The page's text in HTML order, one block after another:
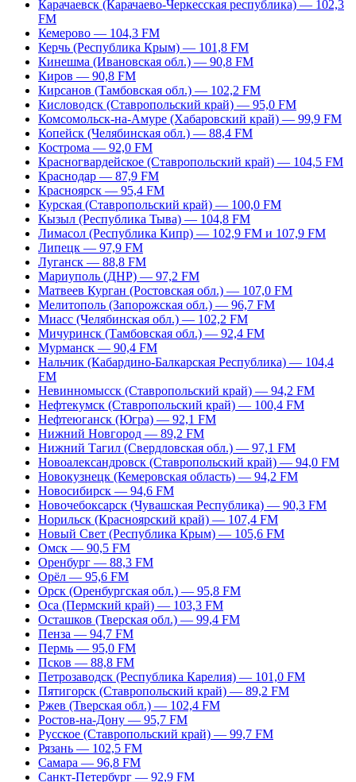
Карачаевск (Карачаево-Черкесская республика) — 102,3
FM
Кемерово — 104,3 FM
Керчь (Республика Крым) — 101,8 FM
Кинешма (Ивановская обл.) — 90,8 FM
Киров — 90,8 FM
Кирсанов (Тамбовская обл.) — 102,2 FM
Кисловодск (Ставропольский край) — 95,0 FM
Комсомольск-на-Амуре (Хабаровский край) — 99,9 FM
Копейск (Челябинская обл.) — 88,4 FM
Кострома — 92,0 FM
Красногвардейское (Ставропольский край) — 104,5 FM
Краснодар — 87,9 FM
Красноярск — 95,4 FM
Курская (Ставропольский край) — 100,0 FM
Кызыл (Республика Тыва) — 104,8 FM
Лимасол (Республика Кипр) — 102,9 FM и 107,9 FM
Липецк — 97,9 FM
Луганск — 88,8 FM
Мариуполь (ДНР) — 97,2 FM
Матвеев Курган (Ростовская обл.) — 107,0 FM
Мелитополь (Запорожская обл.) — 96,7 FM
Миасс (Челябинская обл.) — 102,2 FM
Мичуринск (Тамбовская обл.) — 92,4 FM
Мурманск — 90,4 FM
Нальчик (Кабардино-Балкарская Республика) — 104,4
FM
Невинномысск (Ставропольский край) — 94,2 FM
Нефтекумск (Ставропольский край) — 100,4 FM
Нефтеюганск (Югра) — 92,1 FM
Нижний Новгород — 89,2 FM
Нижний Тагил (Свердловская обл.) — 97,1 FM
Новоалександровск (Ставропольский край) — 94,0 FM
Новокузнецк (Кемеровская область) — 94,2 FM
Новосибирск — 94,6 FM
Новочебоксарск (Чувашская Республика) — 90,3 FM
Норильск (Красноярский край) — 107,4 FM
Новый Свет (Республика Крым) — 105,6 FM
Омск — 90,5 FM
Оренбург — 88,3 FM
Орёл — 95,6 FM
Орск (Оренбургская обл.) — 95,8 FM
Оса (Пермский край) — 103,3 FM
Осташков (Тверская обл.) — 99,4 FM
Пенза — 94,7 FM
Пермь — 95,0 FM
Псков — 88,8 FM
Петрозаводск (Республика Карелия) — 101,0 FM
Пятигорск (Ставропольский край) — 89,2 FM
Ржев (Тверская обл.) — 102,4 FM
Ростов-на-Дону — 95,7 FM
Русское (Ставропольский край) — 99,7 FM
Рязань — 102,5 FM
Самара — 96,8 FM
Санкт-Петербург — 92,9 FM